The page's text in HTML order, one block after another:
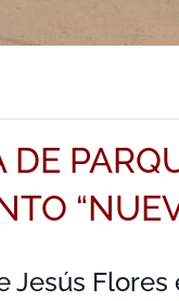
Jesús